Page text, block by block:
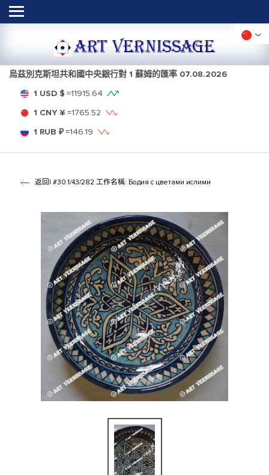
ART VERNISSAGE
烏茲別克斯坦共和國中央銀行對 1 蘇姆的匯率 07.08.2026
1 USD $ =11915.64
1 CNY ¥ =1765.52
1 RUB ₽=146.19
返回| #30.1/43/282 工作名稱: Бодия с цветами ислими